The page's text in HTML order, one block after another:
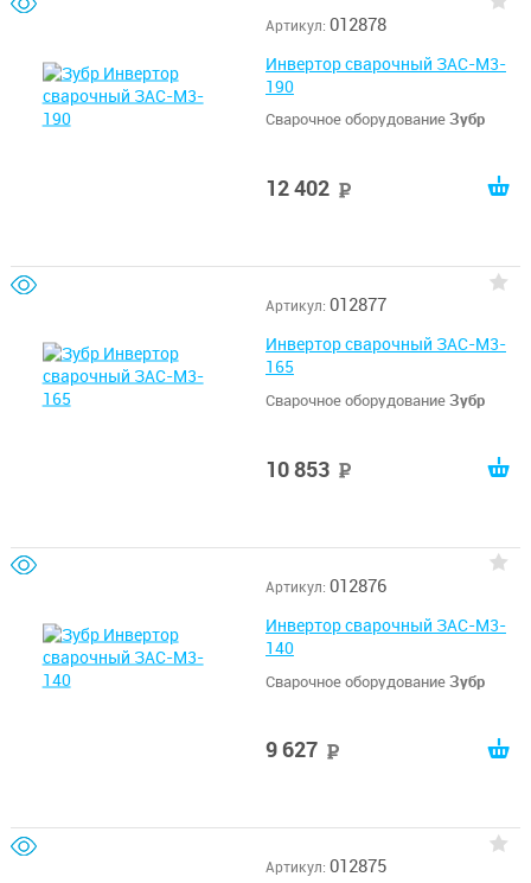
Артикул: 012878
Инвертор сварочный ЗАС-М3-
190
Сварочное оборудованиеЗубр
12 402
Артикул: 012877
Инвертор сварочный ЗАС-М3-
165
Сварочное оборудованиеЗубр
10 853
Артикул: 012876
Инвертор сварочный ЗАС-М3-
140
Сварочное оборудованиеЗубр
9 627
Артикул: 012875